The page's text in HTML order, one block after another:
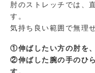
肘のストレッチでは、
す。
気持ち良い範囲で無理
①伸ばしたい方の肘を
②伸ばした腕の手のひ